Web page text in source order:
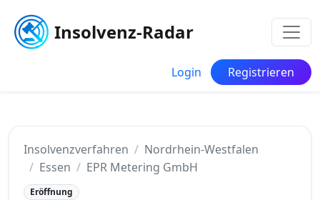
Insolvenz-Radar
Login Registrieren
Insolvenzverfahren
Nordrhein-Westfalen
Essen
EPR Metering GmbH
Eröffnung